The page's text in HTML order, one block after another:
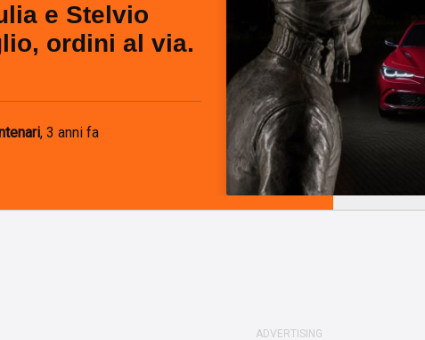
e Stelvio
ordini al via.
, 3 anni fa